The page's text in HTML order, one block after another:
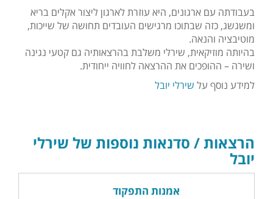
בעבודתה עם ארגונים, היא עוזרת לארגון ליצור אקלים בריא
ומשגשג, כזה שבתוכו מרגישים העובדים תחושה של שייכות,
מוטיבציה והנאה.
בהיותה מוזיקאית, שירלי משלבת בהרצאותיה גם קטעי נגינה
ושירה – ההופכים את ההרצאה לחוויה ייחודית.
למידע נוסף על שירלי יובל
הרצאות / סדנאות נוספות של שירלי
יובל
אמנות התפקוד